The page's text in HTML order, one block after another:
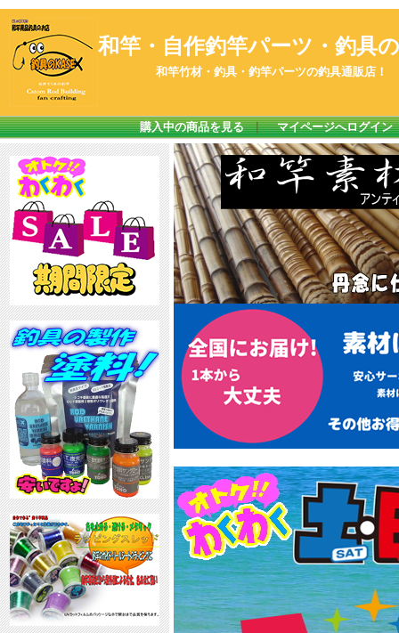
和竿・自作釣竿パーツ・釣具の
和竿竹材・釣具・釣竿パーツの釣具通販店！
購入中の商品を見る｜ マイページへログイン